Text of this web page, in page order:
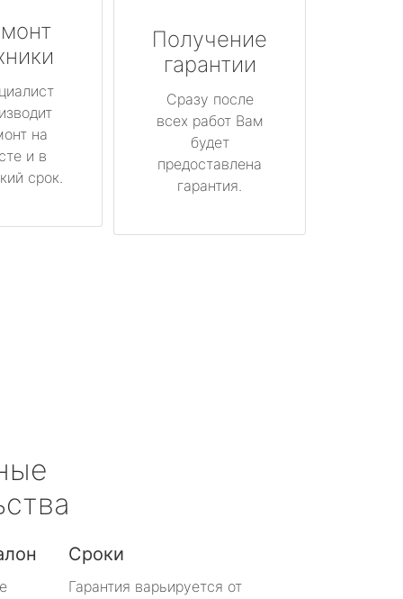
на
и в
срок.
Получение
гарантии
Сразу после
всех работ Вам
будет
предоставлена
гарантия.
Сроки
Гарантия варьируется от